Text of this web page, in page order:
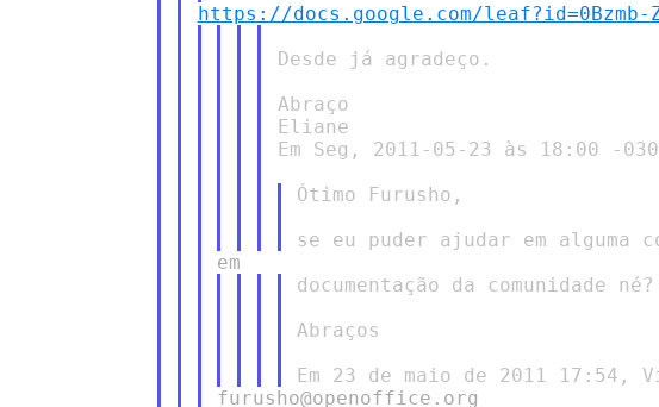
https://docs.google.com/leaf?id=0Bzmb-
Desde já agradeço.
Abraço
Eliane
Em Seg, 2011-05-23 às 18:00 -
Ótimo Furusho,
documentação da comunidade
Abraços